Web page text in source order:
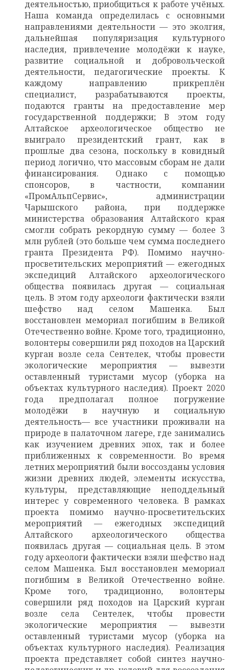
деятельностью, приобщиться к работе учёных.
Наша команда определилась с основными
направлениями деятельности — это эколгия,
дальнейшая популяризация культурного
наследия, привлечение молодёжи к науке,
развитие социальной и добровольческой
деятельности, педагогические проекты. К
каждому направлению прикреплён
специалист, разрабатываются проекты,
подаются гранты на предоставление мер
государственной поддержки; В этом году
Алтайское археологическое общество не
выиграло президентский грант, как в
прошлые два сезона, поскольку в ковидный
период логично, что массовым сборам не дали
финансирования. Однако с помощью
спонсоров, в частности, компании
«ПромАльпСервис», администрации
Чарышского района, при поддержке
министерства образования Алтайского края
смогли собрать рекордную сумму — более 3
млн рублей (это больше чем сумма последнего
гранта Президента РФ). Помимо научно-
просветительских мероприятий — ежегодных
экспедиций Алтайского археологического
общества появилась другая — социальная
цель. В этом году археологи фактически взяли
шефство над селом Машенка. Был
восстановлен мемориал погибшим в Великой
Отечественно войне. Кроме того, традиционно,
волонтеры совершили ряд походов на Царский
курган возле села Сентелек, чтобы провести
экологические мероприятия — вывезти
оставленный туристами мусор (уборка на
объектах культурного наследия). Проект 2020
года предполагал полное погружение
молодёжи в научную и социальную
деятельность— все участники проживали на
природе в палаточном лагере, где занимались
как изучением древних эпох, так и более
приближенных к современности. Во время
летних мероприятий были воссозданы условия
жизни древних людей, элементы искусства,
культуры, представляющие неподдельный
интерес у современного человека. В рамках
проекта помимо научно-просветительских
мероприятий — ежегодных экспедиций
Алтайского археологического общества
появилась другая — социальная цель. В этом
году археологи фактически взяли шефство над
селом Машенка. Был восстановлен мемориал
погибшим в Великой Отечественно войне.
Кроме того, традиционно, волонтеры
совершили ряд походов на Царский курган
возле села Сентелек, чтобы провести
экологические мероприятия — вывезти
оставленный туристами мусор (уборка на
объектах культурного наследия). Реализация
проекта представляет собой синтез научно-